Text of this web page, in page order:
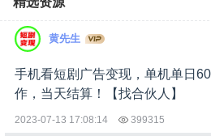
黄先生
手机看短剧广告变现，单机单日
作，当天结算！【找合伙人】
2023-07-13 17:08:14 399315